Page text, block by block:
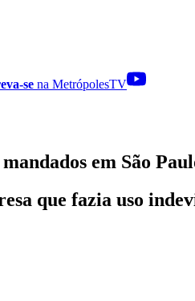
se na MetrópolesTV
em São
que fazia uso